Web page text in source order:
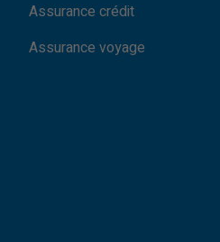
Assurance crédit
Assurance voyage